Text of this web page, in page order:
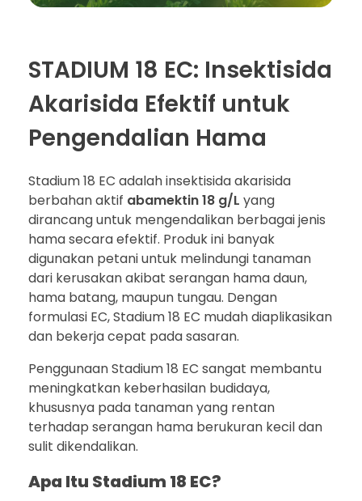
STADIUM 18 EC: Insektisida
Akarisida Efektif untuk
Pengendalian Hama
Stadium 18 EC adalah insektisida akarisida
berbahan aktif abamektin 18 g/L yang
dirancang untuk mengendalikan berbagai jenis
hama secara efektif. Produk ini banyak
digunakan petani untuk melindungi tanaman
dari kerusakan akibat serangan hama daun,
hama batang, maupun tungau. Dengan
formulasi EC, Stadium 18 EC mudah diaplikasikan
dan bekerja cepat pada sasaran.
Penggunaan Stadium 18 EC sangat membantu
meningkatkan keberhasilan budidaya,
khususnya pada tanaman yang rentan
terhadap serangan hama berukuran kecil dan
sulit dikendalikan.
Apa Itu Stadium 18 EC?